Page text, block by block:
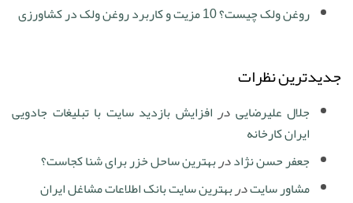
روغن ولک چیست؟ 10 مزیت و کاربرد روغن ولک در کشاورزی
جدیدترین نظرات
جلال علیرضایی درافزایش بازدید سایت با تبلیغات جادویی
ایران کارخانه
جعفر حسن نژاددربهترین ساحل خزر برای شنا کجاست؟
مشاور سایتدربهترین سایت بانک اطلاعات مشاغل ایران